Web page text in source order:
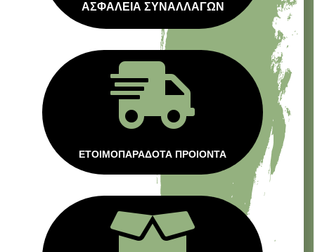
ΑΣΦΑΛΕΙΑ ΣΥΝΑΛΛΑΓΩΝ

ΕΤΟΙΜΟΠΑΡΑΔΟΤΑ ΠΡΟΙΟΝΤΑ